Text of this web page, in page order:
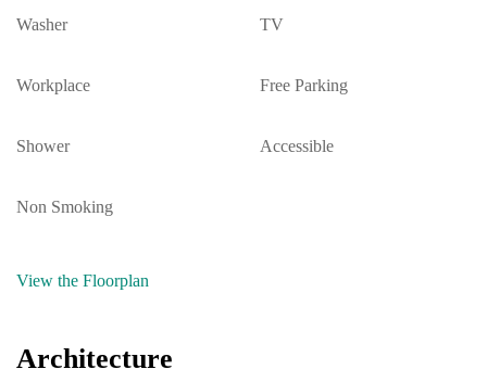
Washer TV
Workplace Free Parking
Shower Accessible
Non Smoking
View the Floorplan
Architecture